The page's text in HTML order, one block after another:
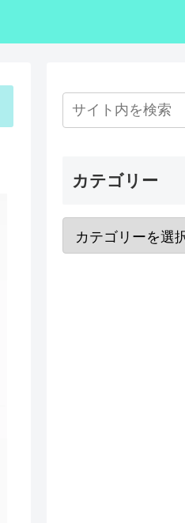
カテゴリー